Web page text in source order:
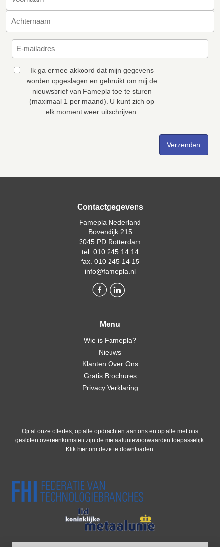
Ik ga ermee akkoord dat mijn gegevens
worden opgeslagen en gebruikt om mij de
nieuwsbrief van Famepla toe te sturen
(maximaal 1 per maand). U kunt zich op
elk moment weer uitschrijven.
Contactgegevens
Famepla Nederland
Bovendijk 215
3045 PD Rotterdam
tel. 010 245 14 14
fax. 010 245 14 15
info@famepla.nl
Menu
Wie is Famepla?
Nieuws
Klanten Over Ons
Gratis Brochures
Privacy Verklaring
Op al onze offertes, op alle opdrachten aan ons en op alle met ons
gesloten overeenkomsten zijn de metaalunievoorwaarden toepasselijk.
Klik hier om deze te downloaden